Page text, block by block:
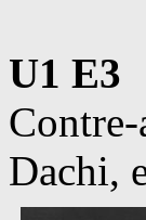
U1 E3
Dachi,